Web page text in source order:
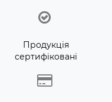
Продукція
сертифіковані